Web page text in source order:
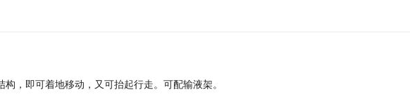
，即可着地移动，又可抬起行走。可配输液架。